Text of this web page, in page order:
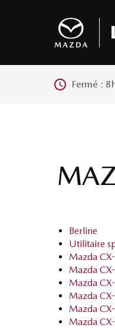
Fermé :
Berline
Utilitaire
Mazda
Mazda
Mazda
Mazda
Mazda
Mazda